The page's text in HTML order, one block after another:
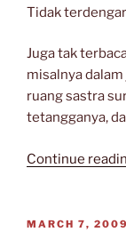
Tidak
Juga tak
misalnya
ruang sastra
tetangganya,
Continue
POSTED
MARCH 7, 2009